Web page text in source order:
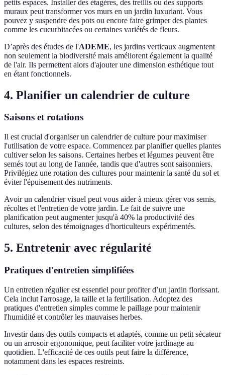
petits espaces. Installer des étagères, des treillis ou des supports
muraux peut transformer vos murs en un jardin luxuriant. Vous
pouvez y suspendre des pots ou encore faire grimper des plantes
comme les cucurbitacées ou certaines variétés de fleurs.
D’après des études de l'ADEME, les jardins verticaux augmentent
non seulement la biodiversité mais améliorent également la qualité
de l'air. Ils permettent alors d'ajouter une dimension esthétique tout
en étant fonctionnels.
4. Planifier un calendrier de culture
Saisons et rotations
Il est crucial d'organiser un calendrier de culture pour maximiser
l'utilisation de votre espace. Commencez par planifier quelles plantes
cultiver selon les saisons. Certaines herbes et légumes peuvent être
semés tout au long de l'année, tandis que d'autres sont saisonniers.
Privilégiez une rotation des cultures pour maintenir la santé du sol et
éviter l'épuisement des nutriments.
Avoir un calendrier visuel peut vous aider à mieux gérer vos semis,
récoltes et l'entretien de votre jardin. Le fait de suivre une
planification peut augmenter jusqu'à 40% la productivité des
cultures, selon des témoignages d'horticulteurs expérimentés.
5. Entretenir avec régularité
Pratiques d'entretien simplifiées
Un entretien régulier est essentiel pour profiter d’un jardin florissant.
Cela inclut l'arrosage, la taille et la fertilisation. Adoptez des
pratiques d'entretien simples comme le paillage pour maintenir
l'humidité et contrôler les mauvaises herbes.
Investir dans des outils compacts et adaptés, comme un petit sécateur
ou un arrosoir ergonomique, peut faciliter votre jardinage au
quotidien. L'efficacité de ces outils peut faire la différence,
notamment dans les espaces restreints.